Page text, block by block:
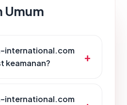
Umum
international.com
keamanan?
international.com